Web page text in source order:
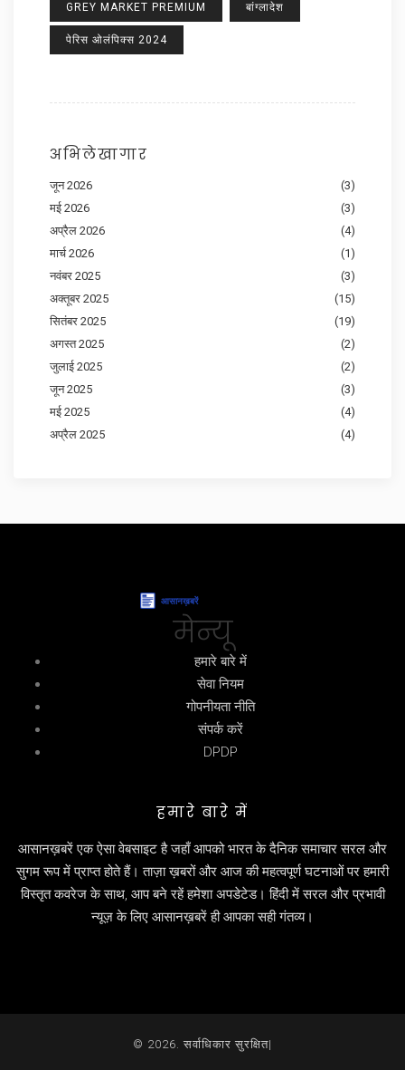
GREY MARKET PREMIUM बांग्लादेश
पेरिस ओलंपिक्स 2024
अभिलेखागार
जून 2026
(3)
मई 2026
(3)
अप्रैल 2026
(4)
मार्च 2026
(1)
नवंबर 2025
(3)
अक्तूबर 2025
(15)
सितंबर 2025
(19)
अगस्त 2025
(2)
जुलाई 2025
(2)
जून 2025
(3)
मई 2025
(4)
अप्रैल 2025
(4)
मेन्यू
हमारे बारे में
सेवा नियम
गोपनीयता नीति
संपर्क करें
DPDP
हमारे बारे में
आसानख़बरें एक ऐसा वेबसाइट है जहाँ आपको भारत के दैनिक समाचार सरल और
सुगम रूप में प्राप्त होते हैं। ताज़ा ख़बरों और आज की महत्वपूर्ण घटनाओं पर हमारी
विस्तृत कवरेज के साथ, आप बने रहें हमेशा अपडेटेड। हिंदी में सरल और प्रभावी
न्यूज़ के लिए आसानख़बरें ही आपका सही गंतव्य।
© 2026. सर्वाधिकार सुरक्षित|